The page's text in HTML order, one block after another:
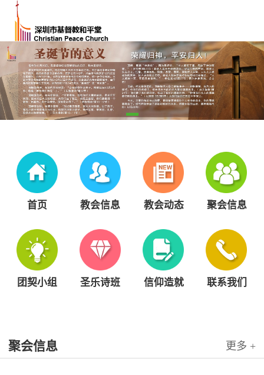
首页 教会信息 教会动态 聚会信息
团契小组 圣乐诗班 信仰造就 联系我们
聚会信息 更多 +